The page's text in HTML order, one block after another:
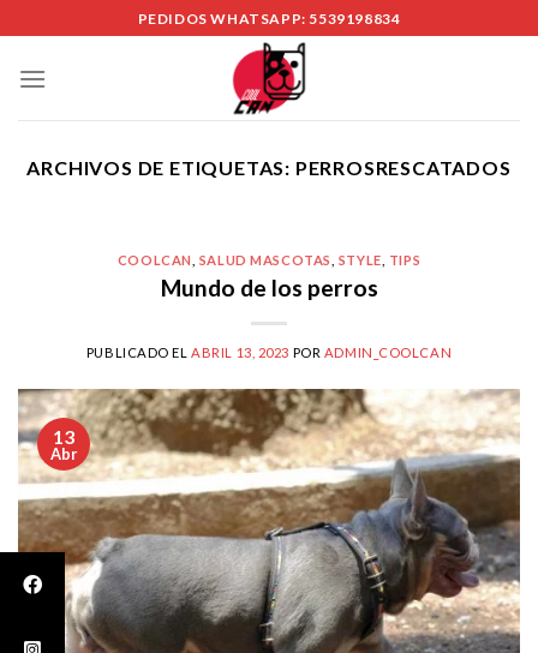
to
content
PEDIDOS WHATSAPP: 5539198834
ARCHIVOS DE ETIQUETAS: PERROSRESCATADOS
COOLCAN SALUD MASCOTAS STYLE TIPS
Mundo de los perros
PUBLICADO EL ABRIL 13, 2023 POR ADMIN_COOLCAN
13
Abr